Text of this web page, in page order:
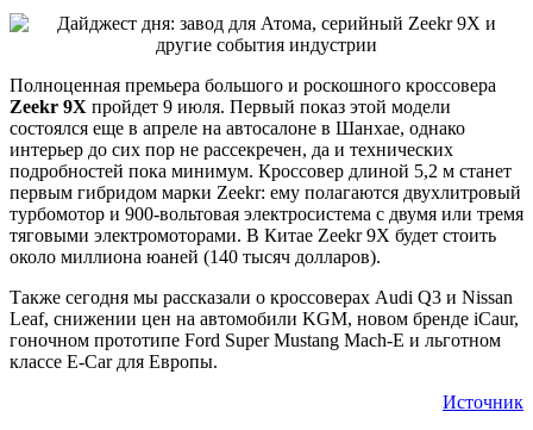
Полноценная премьера большого и роскошного кроссовера
Zeekr 9X пройдет 9 июля. Первый показ этой модели
состоялся еще в апреле на автосалоне в Шанхае, однако
интерьер до сих пор не рассекречен, да и технических
подробностей пока минимум. Кроссовер длиной 5,2 м станет
первым гибридом марки Zeekr: ему полагаются двухлитровый
турбомотор и 900-вольтовая электросистема с двумя или тремя
тяговыми электромоторами. В Китае Zeekr 9X будет стоить
около миллиона юаней (140 тысяч долларов).
Также сегодня мы рассказали о кроссоверах Audi Q3 и Nissan
Leaf, снижении цен на автомобили KGM, новом бренде iCaur,
гоночном прототипе Ford Super Mustang Mach-E и льготном
классе E-Car для Европы.
Источник